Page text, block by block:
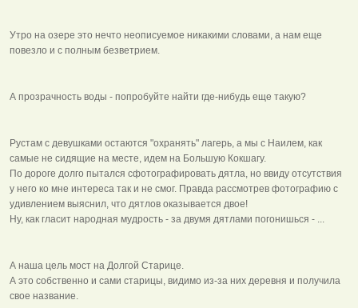
Утро на озере это нечто неописуемое никакими словами, а нам еще
повезло и с полным безветрием.
А прозрачность воды - попробуйте найти где-нибудь еще такую?
Рустам с девушками остаются "охранять" лагерь, а мы с Наилем, как
самые не сидящие на месте, идем на Большую Кокшагу.
По дороге долго пытался сфотографировать дятла, но ввиду отсутствия
у него ко мне интереса так и не смог. Правда рассмотрев фотографию с
удивлением выяснил, что дятлов оказывается двое!
Ну, как гласит народная мудрость - за двумя дятлами погонишься - ...
А наша цель мост на Долгой Старице.
А это собственно и сами старицы, видимо из-за них деревня и получила
свое название.